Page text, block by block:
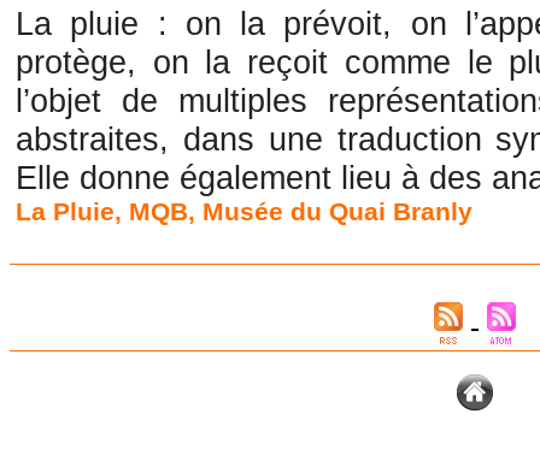
La pluie : on la prévoit, on
protège, on la reçoit comme le
l’objet de multiples
abstraites, dans une traduction
Elle donne également lieu à des
La Pluie, MQB, Musée du Quai Branly